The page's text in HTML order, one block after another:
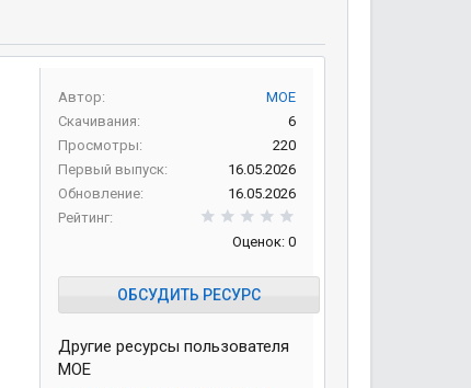
Автор
MOE
Скачивания
6
Просмотры
220
Первый выпуск
16.05.2026
Обновление
16.05.2026
Рейтинг
Оценок: 0
ОБСУДИТЬ РЕСУРС
Другие ресурсы пользователя
MOE